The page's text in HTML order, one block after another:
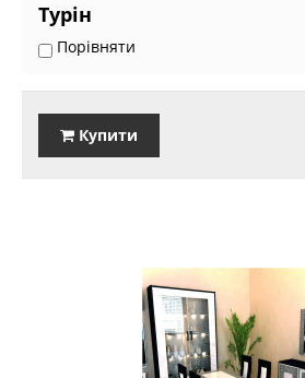
Турін
Порівняти
Купити